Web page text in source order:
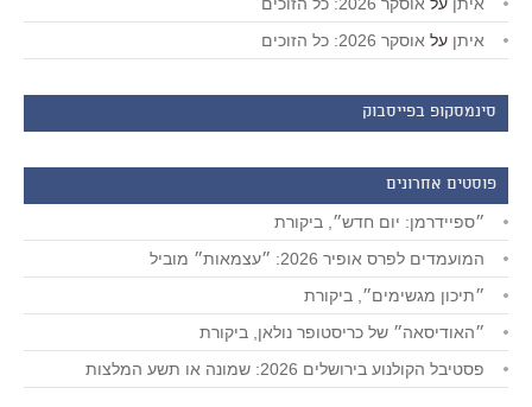
איתן על אוסקר 2026: כל הזוכים
איתן על אוסקר 2026: כל הזוכים
סינמסקופ בפייסבוק
פוסטים אחרונים
״ספיידרמן: יום חדש״, ביקורת
המועמדים לפרס אופיר 2026: ״עצמאות״ מוביל
״תיכון מגשימים״, ביקורת
״האודיסאה״ של כריסטופר נולאן, ביקורת
פסטיבל הקולנוע בירושלים 2026: שמונה או תשע המלצות